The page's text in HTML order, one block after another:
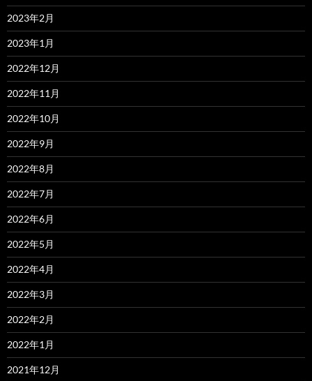
2023年2月
2023年1月
2022年12月
2022年11月
2022年10月
2022年9月
2022年8月
2022年7月
2022年6月
2022年5月
2022年4月
2022年3月
2022年2月
2022年1月
2021年12月